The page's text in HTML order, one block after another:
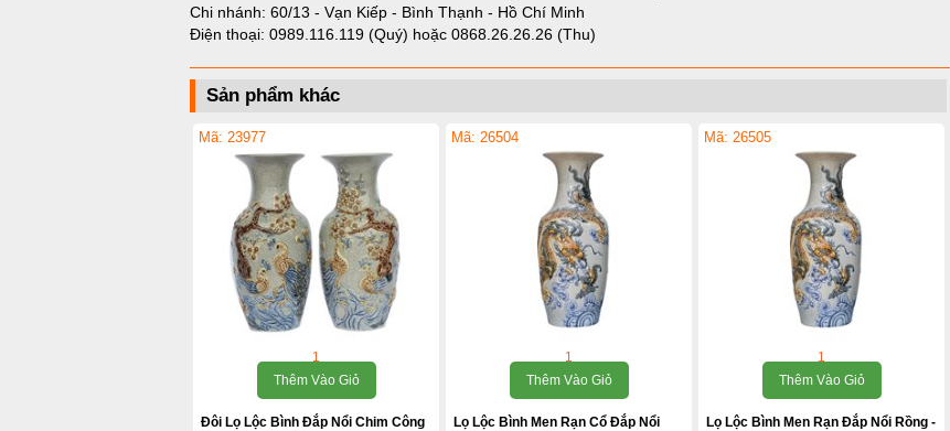
Chi nhánh: 60/13 - Vạn Kiếp - Bình Thạnh - Hồ Chí Minh
Điện thoại: 0989.116.119 (Quý) hoặc 0868.26.26.26 (Thu)
Sản phẩm khác
Mã: 23977
1
Thêm Vào Giỏ
Đôi Lọ Lộc Bình Đắp Nổi Chim Công
Mã: 26504
1
Thêm Vào Giỏ
Lọ Lộc Bình Men Rạn Cổ Đắp Nổi
Mã: 26505
1
Thêm Vào Giỏ
Lọ Lộc Bình Men Rạn Đắp Nổi Rồng -